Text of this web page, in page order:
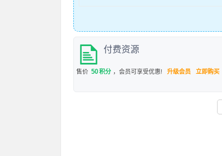
付费资源
售价 50积分 ，会员可享受优惠! 升级会员 立即购买